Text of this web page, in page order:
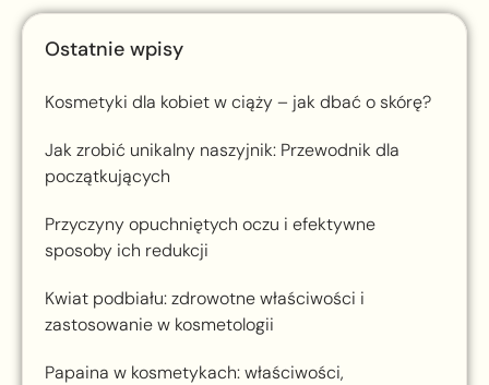
Ostatnie wpisy
Kosmetyki dla kobiet w ciąży – jak dbać o skórę?
Jak zrobić unikalny naszyjnik: Przewodnik dla
początkujących
Przyczyny opuchniętych oczu i efektywne
sposoby ich redukcji
Kwiat podbiału: zdrowotne właściwości i
zastosowanie w kosmetologii
Papaina w kosmetykach: właściwości,